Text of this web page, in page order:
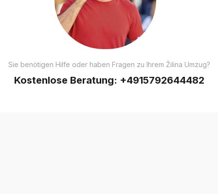
Sie benötigen Hilfe oder haben Fragen zu Ihrem Žilina Umzug?
Kostenlose Beratung: +4915792644482